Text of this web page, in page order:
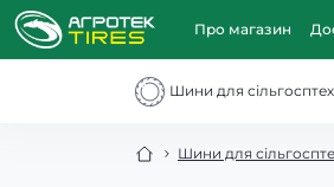
Про магазин
Шини для
Шини для